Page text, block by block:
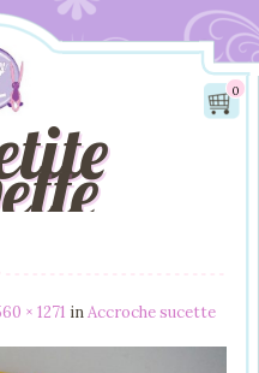
0
× 1271 inAccroche sucette